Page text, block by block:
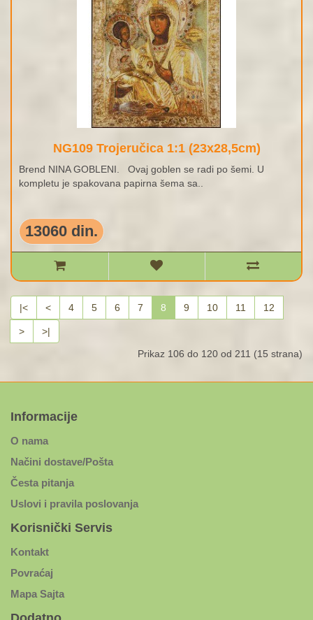
NG109 Trojeručica 1:1 (23x28,5cm)
Brend NINA GOBLENI. Ovaj goblen se radi po šemi. U
kompletu je spakovana papirna šema sa..
13060 din.
|< < 4 5 6 7 8 9 10 11 12
>
>|
Prikaz 106 do 120 od 211 (15 strana)
Informacije
O nama
Načini dostave/Pošta
Česta pitanja
Uslovi i pravila poslovanja
Korisnički Servis
Kontakt
Povraćaj
Mapa Sajta